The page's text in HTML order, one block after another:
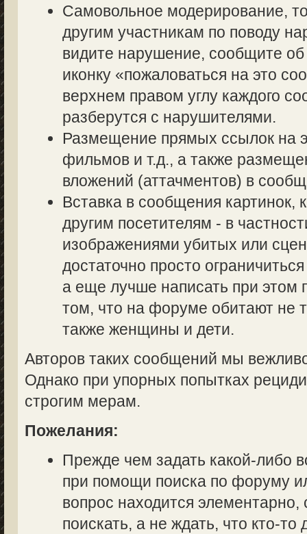
Самовольное модерирование,
другим участникам по поводу
видите нарушение, сообщите
иконку «пожаловаться на это
верхнем правом углу каждого
разберутся с нарушителями.
Размещение прямых ссылок на
фильмов и т.д., а также
вложений (аттачментов) в
Вставка в сообщения картинок,
другим посетителям - в
изображениями убитых или
достаточно просто
а еще лучше написать при этом
том, что на форуме обитают не
также женщины и дети.
Авторов таких сообщений мы
Однако при упорных попытках
строгим мерам.
Пожелания:
Прежде чем задать какой-либо
при помощи поиска по форуму
вопрос находится элементарно,
поискать, а не ждать, что кто-то